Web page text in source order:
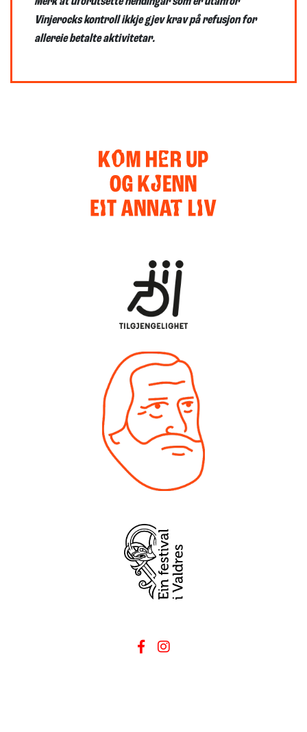
Vinjerocks kontroll ikkje gjev krav på refusjon for
allereie betalte aktivitetar.